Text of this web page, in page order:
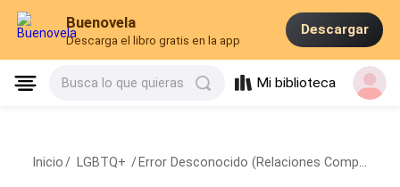
Buenovela
Descarga el libro gratis en la app
Descargar
Busca lo que quieras Mi biblioteca
Inicio / LGBTQ+ / Error Desconocido (Relaciones Complicadas 1)